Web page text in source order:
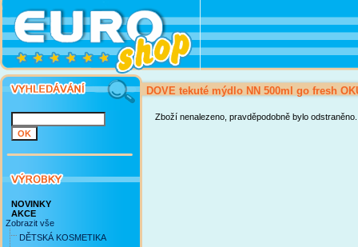
NOVINKY
AKCE
Zobrazit vše
DĚTSKÁ KOSMETIKA
DOVE tekuté mýdlo NN 500ml go fresh
Zboží nenalezeno, pravděpodobně bylo odstraněno.